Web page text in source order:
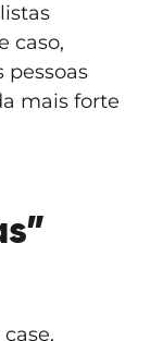
caso,
pessoas
mais forte